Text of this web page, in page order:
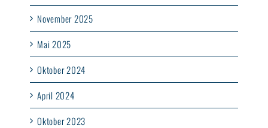
November 2025
Mai 2025
Oktober 2024
April 2024
Oktober 2023